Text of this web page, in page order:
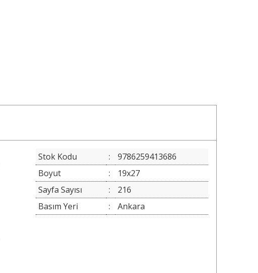
Stok Kodu :
9786259413686
Boyut
:
19x27
Sayfa Sayısı
:
216
Basım Yeri
: Ankara